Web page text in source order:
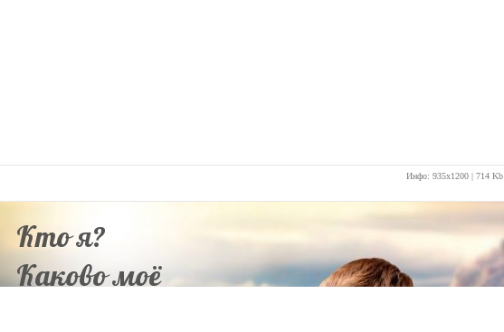
Инфо: 935х1200 | 714 Kb